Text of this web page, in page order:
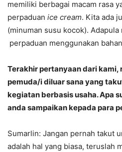
memiliki berbagai macam rasa
perpaduan ice cream. Kita ada
(minuman susu kocok).
perpaduan menggunakan
Terakhir pertanyaan dari kami,
pemuda/i diluar sana yang
kegiatan berbasis usaha. Apa
anda sampaikan kepada para
Sumarlin: Jangan pernah takut
adalah hal yang biasa, teruslah